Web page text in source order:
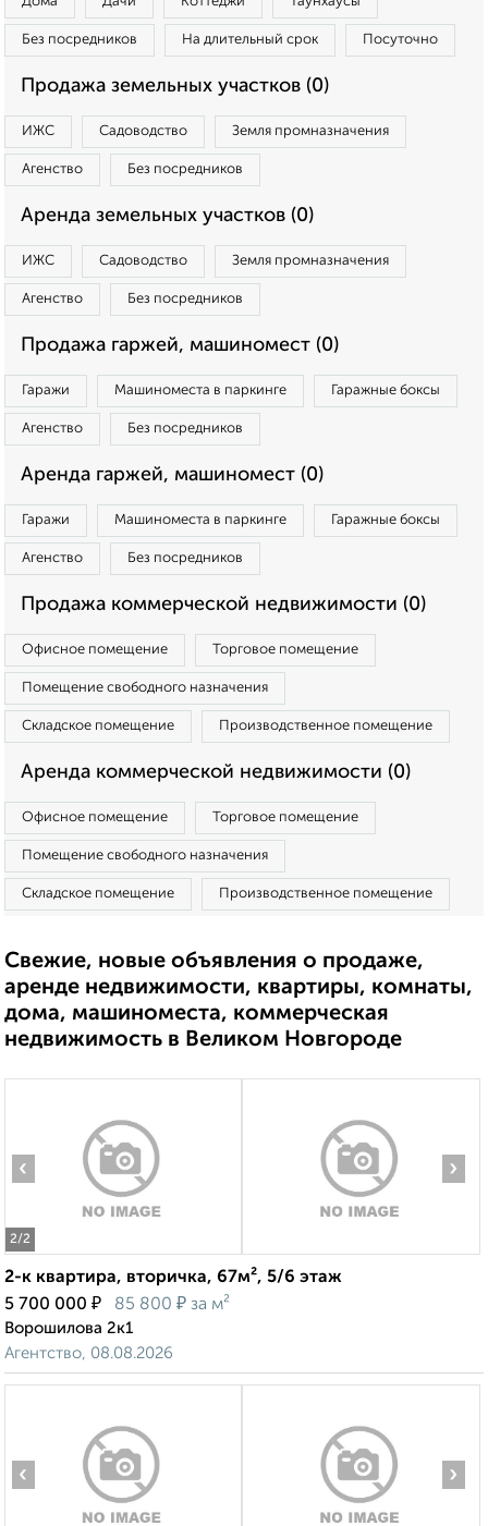
Без посредников На длительный срок Посуточно
Продажа земельных участков (0)
ИЖС Садоводство Земля промназначения
Агенство Без посредников
Аренда земельных участков (0)
ИЖС Садоводство Земля промназначения
Агенство Без посредников
Продажа гаржей, машиномест (0)
Гаражи Машиноместа в паркинге Гаражные боксы
Агенство Без посредников
Аренда гаржей, машиномест (0)
Гаражи Машиноместа в паркинге Гаражные боксы
Агенство Без посредников
Продажа коммерческой недвижимости (0)
Офисное помещение Торговое помещение
Помещение свободного назначения
Складское помещение Производственное помещение
Аренда коммерческой недвижимости (0)
Офисное помещение Торговое помещение
Помещение свободного назначения
Складское помещение Производственное помещение
Свежие, новые объявления о продаже,
аренде недвижимости, квартиры, комнаты,
дома, машиноместа, коммерческая
недвижимость в Великом Новгороде
2/2
‹ ›
2-к квартира, вторичка, 67м², 5/6 этаж
5 700 000 ₽ 85 800 ₽ за м²
Ворошилова 2к1
Агентство, 08.08.2026
‹ ›